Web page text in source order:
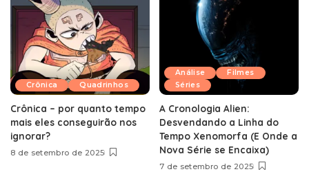
Crônica Quadrinhos
Crônica – por quanto tempo
mais eles conseguirão nos
ignorar?
8 de setembro de 2025
Análise
Filmes
Séries
A Cronologia Alien:
Desvendando a Linha do
Tempo Xenomorfa (E Onde a
Nova Série se Encaixa)
7 de setembro de 2025